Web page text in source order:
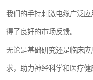
我们的手持刺激电缆广泛
得了良好的市场反馈。
无论是基础研究还是临床
求，助力神经科学和医疗健